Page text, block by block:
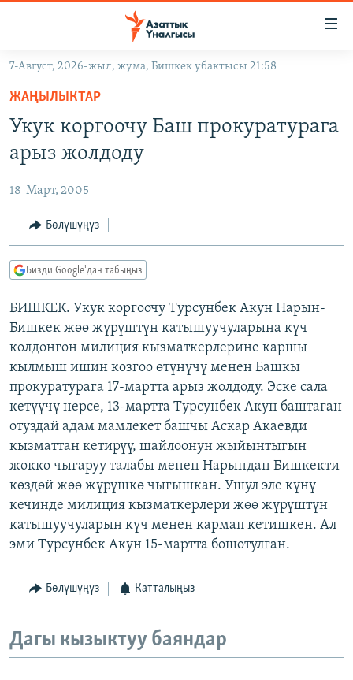
Навигацияга
өтүңүз
Издөөгө
салыңызКЫРГЫЗСТАН
ЭКОНОМИКА
МАДАНИЯТ
ДҮЙНӨ
БОРБОР АЗИЯ
УКРАИНА
АТАЙЫН ИЛИКТӨӨ
ТВ ПРОГРАММАЛАР
ЭКСПЕРТТЕР ТАЛДАЙТ
БИЗ ЖАНА ДҮЙНӨ
ЭЖЕ-СИҢДИЛЕР
АЗАТТЫК+
ЫҢГАЙСЫЗ СУРООЛОР
ӨЗГӨЧӨ ПИКИР
Русский
ОНЛАЙН ШЕРИНЕ
ЭЕ/АРнун бардык сайттары
7-Август, 2026-жыл, жума, Бишкек убактысы 21:58
ЖАҢЫЛЫКТАР
Укук коргоочу Баш прокуратурага
арыз жолдоду
18-Март, 2005
Бөлүшүңүз
Бизди Google'дан табыңыз
БИШКЕК. Укук коргоочу Турсунбек Акун Нарын-
Бишкек жөө жүрүштүн катышуучуларына күч
колдонгон милиция кызматкерлерине каршы
кылмыш ишин козгоо өтүнүчү менен Башкы
прокуратурага 17-мартта арыз жолдоду. Эске сала
кетүүчү нерсе, 13-мартта Турсунбек Акун баштаган
отуздай адам мамлекет башчы Аскар Акаевди
кызматтан кетирүү, шайлоонун жыйынтыгын
жокко чыгаруу талабы менен Нарындан Бишкекти
көздөй жөө жүрүшкө чыгышкан. Ушул эле күнү
кечинде милиция кызматкерлери жөө жүрүштүн
катышуучуларын күч менен кармап кетишкен. Ал
эми Турсунбек Акун 15-мартта бошотулган.
Бөлүшүңүз Катталыңыз
Дагы кызыктуу баяндар